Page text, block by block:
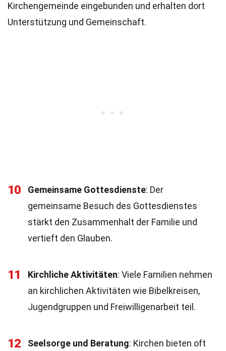
Kirchengemeinde eingebunden und erhalten dort
Unterstützung und Gemeinschaft.
10 Gemeinsame Gottesdienste: Der
gemeinsame Besuch des Gottesdienstes
stärkt den Zusammenhalt der Familie und
vertieft den Glauben.
11 Kirchliche Aktivitäten: Viele Familien nehmen
an kirchlichen Aktivitäten wie Bibelkreisen,
Jugendgruppen und Freiwilligenarbeit teil.
12 Seelsorge und Beratung: Kirchen bieten oft